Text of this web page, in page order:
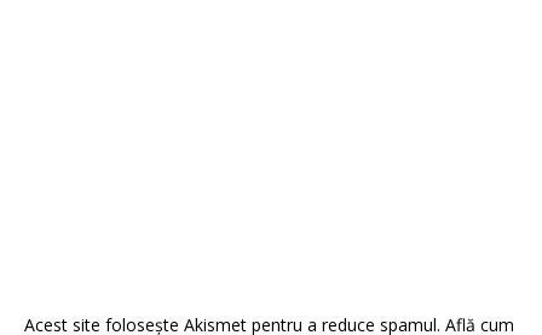
Acest site folosește Akismet pentru a reduce spamul. Află cum